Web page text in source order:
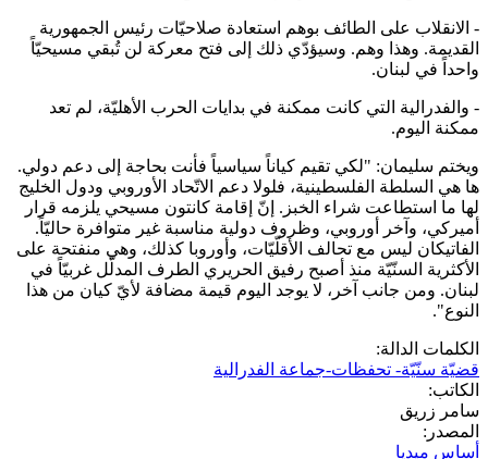
- الانقلاب على الطائف بوهم استعادة صلاحيّات رئيس الجمهورية
القديمة. وهذا وهم. وسيؤدّي ذلك إلى فتح معركة لن تُبقي مسيحيّاً
واحداً في لبنان.
- والفدرالية التي كانت ممكنة في بدايات الحرب الأهليّة، لم تعد
ممكنة اليوم.
ويختم سليمان: "لكي تقيم كياناً سياسياً فأنت بحاجة إلى دعم دولي.
ها هي السلطة الفلسطينية، فلولا دعم الاتّحاد الأوروبي ودول الخليج
لها ما استطاعت شراء الخبز. إنّ إقامة كانتون مسيحي يلزمه قرار
أميركي، وآخر أوروبي، وظروف دولية مناسبة غير متوافرة حاليّاً.
الفاتيكان ليس مع تحالف الأقلّيّات، وأوروبا كذلك، وهي منفتحة على
الأكثرية السنّيّة منذ أصبح رفيق الحريري الطرف المدلّل غربيّاً في
لبنان. ومن جانب آخر، لا يوجد اليوم قيمة مضافة لأيّ كيان من هذا
النوع".
الكلمات الدالة:
قضيّة سنّيّة- تحفظات-جماعة الفدرالية
الكاتب:
سامر زريق
المصدر:
أساس ميديا